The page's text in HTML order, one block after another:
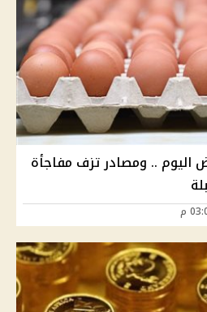
اليوم .. ومصادر تزف مفاجأة